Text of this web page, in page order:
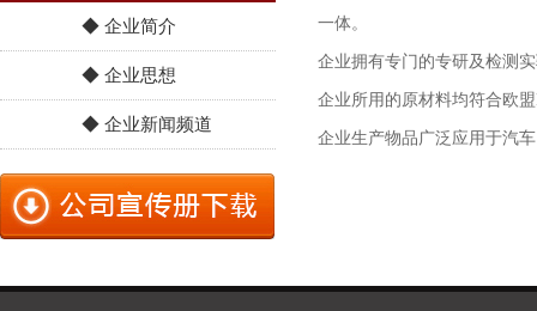
◆ 企业简介
◆ 企业思想
◆ 企业新闻频道
一体。
企业拥有专门的专研及检测
企业所用的原材料均符合欧
企业生产物品广泛应用于汽